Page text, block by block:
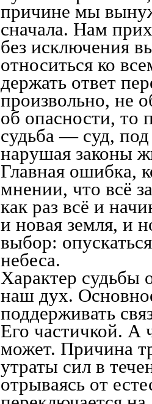
причине мы
сначала. Нам
без исключения
относиться ко
держать ответ
произвольно, не
об опасности, то
судьба — суд,
нарушая законы
Главная ошибка,
мнении, что всё
как раз всё и
и новая земля, и
выбор:
небеса.
Характер судьбы
наш дух.
поддерживать
Его частичкой. А
может. Причина
утраты сил в
отрываясь от